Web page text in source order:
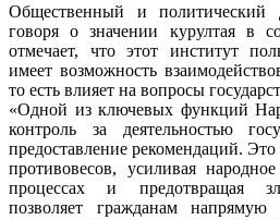
Общественный и политический
говоря о значении курултая в
отмечает, что этот институт
имеет возможность
то есть влияет на вопросы
«Одной из ключевых функций
контроль за деятельностью
предоставление рекомендаций. Это
противовесов, усиливая
процессах и предотвращая
позволяет гражданам напрямую